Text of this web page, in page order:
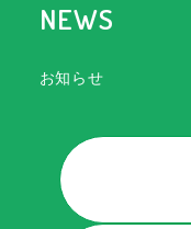
NEWS
お知らせ